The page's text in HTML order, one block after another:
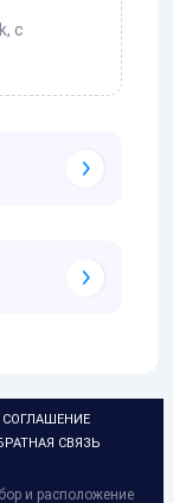
с
СВЯЗЬ
и расположение